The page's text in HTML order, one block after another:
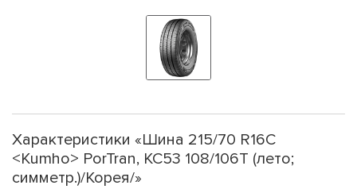
Характеристики «Шина 215/70 R16C
<Kumho> PorTran, KC53 108/106T (лето;
симметр.)/Корея/»